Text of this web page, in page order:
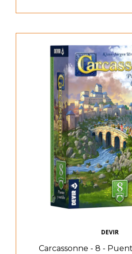
DEVIR
Carcassonne - 8 -